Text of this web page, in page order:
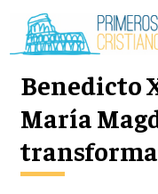
Benedicto
María